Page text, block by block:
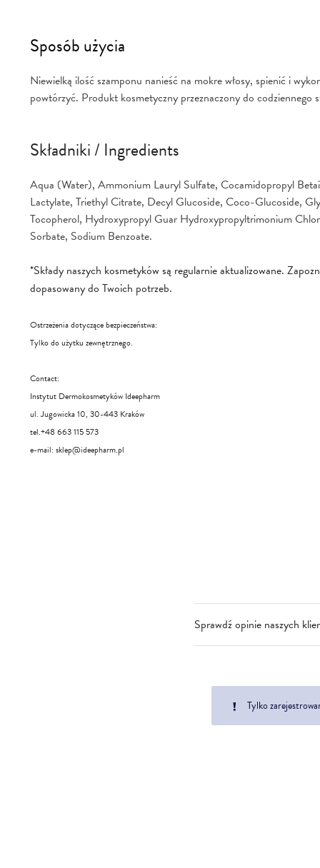
Sposób użycia
Niewielką ilość szamponu nanieść na mokre włosy, spienić i
powtórzyć. Produkt kosmetyczny przeznaczony do codziennego
Składniki / Ingredients
Aqua (Water), Ammonium Lauryl Sulfate, Cocamidopropyl
Lactylate, Triethyl Citrate, Decyl Glucoside, Coco-Glucoside,
Tocopherol, Hydroxypropyl Guar Hydroxypropyltrimonium
Sorbate, Sodium Benzoate.
*Składy naszych kosmetyków są regularnie aktualizowane.
dopasowany do Twoich potrzeb.
Ostrzeżenia dotyczące bezpieczeństwa:
Tylko do użytku zewnętrznego.
Contact:
Instytut Dermokosmetyków Ideepharm
ul. Jugowicka 10, 30-443 Kraków
tel.+48 663 115 573
e-mail: sklep@ideepharm.pl
Sprawdź opinie naszych
Tylko